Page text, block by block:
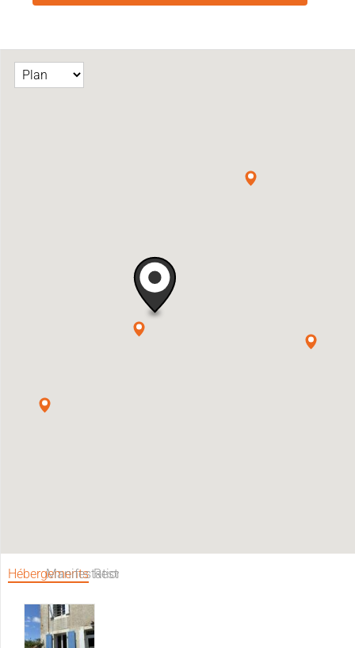
Hébergements
ManifestationsRestaurants